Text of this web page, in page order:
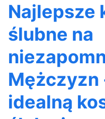
Najlepsze
ślubne na
idealną